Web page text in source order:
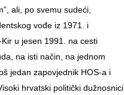
ali, po svemu sudeći,
vođe iz 1971. i
u jesen 1991. na cesti
na isti način, na jednom
jedan zapovjednik HOS-a i
hrvatski politički dužnosnici